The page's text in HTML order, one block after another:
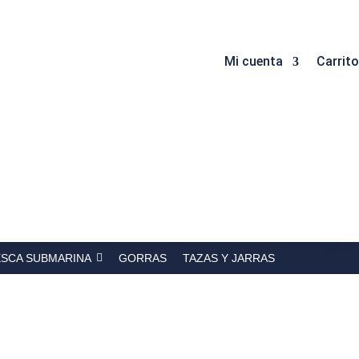
Mi cuenta Carrito
SUBMARINA GORRAS TAZAS Y JARRAS